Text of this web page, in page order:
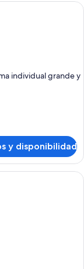
| Sistema de
individual grande y
y disponibilidad
de hotel moderna